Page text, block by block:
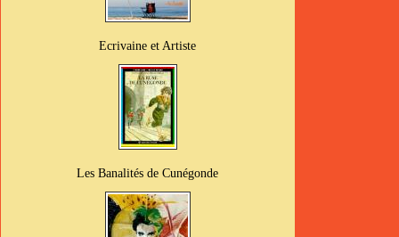
Ecrivaine et Artiste
Les Banalités de Cunégonde